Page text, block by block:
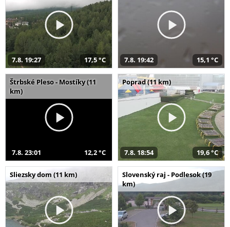
7.8. 19:27 17,5 °C 7.8. 19:42 15,1 °C
Štrbské Pleso - Mostíky (11
km)
7.8. 23:01 12,2 °C
Poprad (11 km)
7.8. 18:54 19,6 °C
Sliezsky dom (11 km)
Slovenský raj - Podlesok (19
km)